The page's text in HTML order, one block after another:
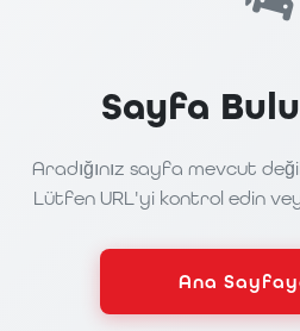
Sayfa
Aradığınız sayfa mevcut
Lütfen URL'yi kontrol edin
Ana